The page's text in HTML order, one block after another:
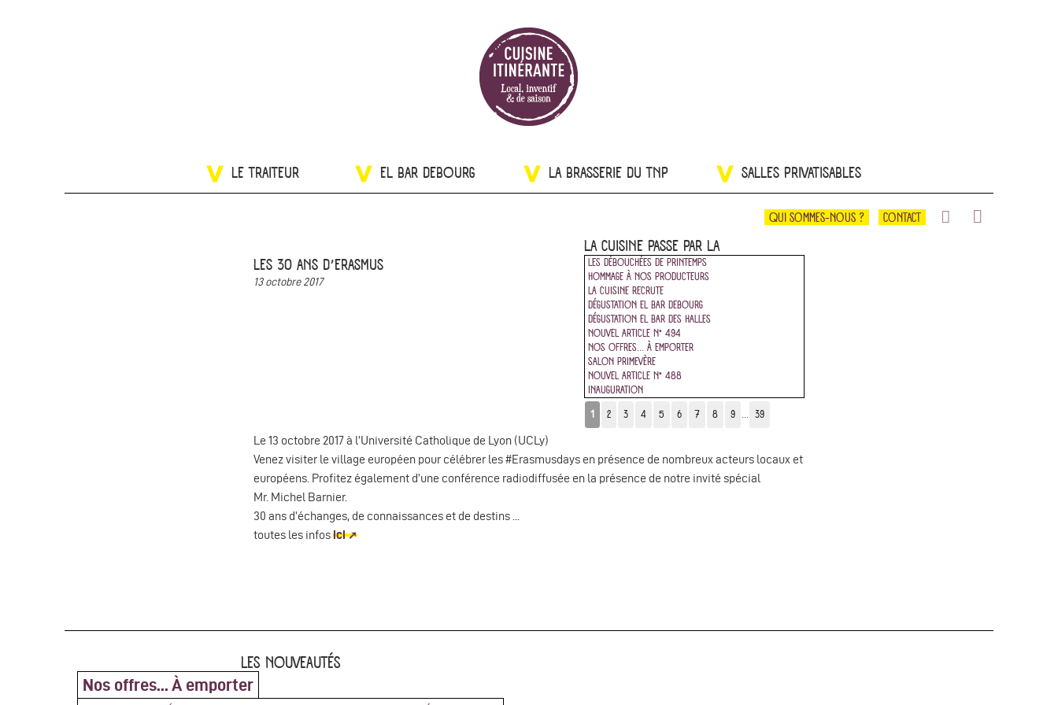
LE TRAITEUR EL BAR DEBOURG LA BRASSERIE DU TNP SALLES PRIVATISABLES
QUI SOMMES-NOUS ? CONTACT
LA CUISINE PASSE PAR LÀ
LES DÉBOUCHÉES DE PRINTEMPS
HOMMAGE À NOS PRODUCTEURS
LA CUISINE RECRUTE
DÉGUSTATION EL BAR DEBOURG
DÉGUSTATION EL BAR DES HALLES
NOUVEL ARTICLE N° 494
NOS OFFRES... À EMPORTER
SALON PRIMEVÈRE
NOUVEL ARTICLE N° 488
INAUGURATION
1
2 3 4 5 6 7 8 9 ... 39
LES 30 ANS D’ERASMUS
13 octobre 2017
Le 13 octobre 2017 à l’Université Catholique de Lyon (UCLy)
Venez visiter le village européen pour célébrer les #Erasmusdays en présence de nombreux acteurs locaux et
européens. Profitez également d’une conférence radiodiffusée en la présence de notre invité spécial
Mr. Michel Barnier.
30 ans d’échanges, de connaissances et de destins ...
toutes les infosici
LES NOUVEAUTÉS
Nos offres... À emporter